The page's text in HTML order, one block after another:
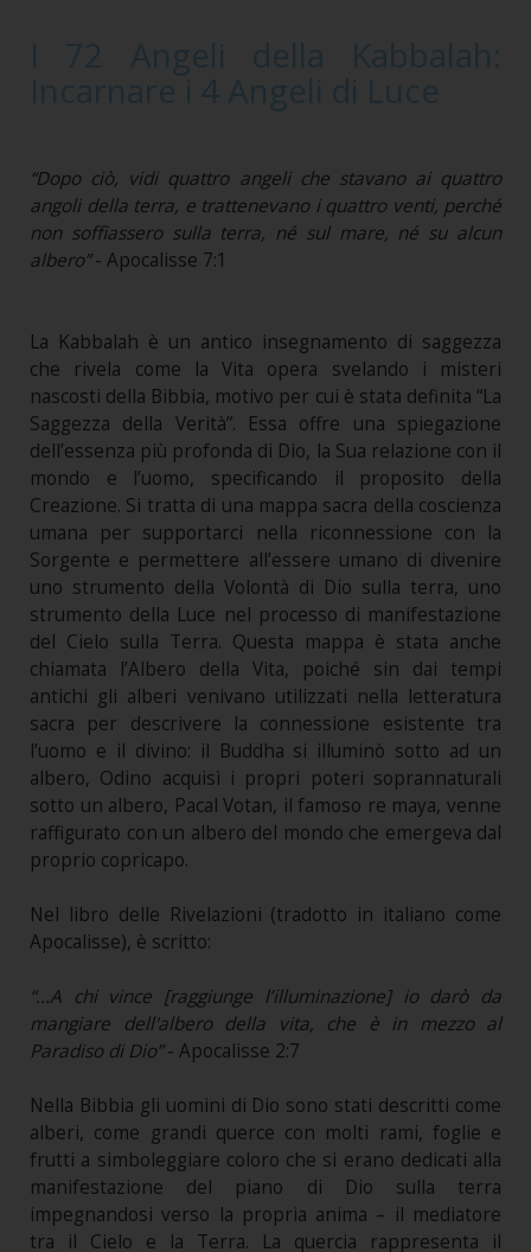
“Dopo ciò, vidi quattro angeli che stavano ai quattro
angoli della terra, e trattenevano i quattro venti, perché
non soffiassero sulla terra, né sul mare, né su alcun
albero”- Apocalisse 7:1
La Kabbalah è un antico insegnamento di saggezza
che rivela come la Vita opera svelando i misteri
nascosti della Bibbia, motivo per cui è stata definita “La
Saggezza della Verità”. Essa offre una spiegazione
dell’essenza più profonda di Dio, la Sua relazione con il
mondo e l’uomo, specificando il proposito della
Creazione. Si tratta di una mappa sacra della coscienza
umana per supportarci nella riconnessione con la
Sorgente e permettere all’essere umano di divenire
uno strumento della Volontà di Dio sulla terra, uno
strumento della Luce nel processo di manifestazione
del Cielo sulla Terra. Questa mappa è stata anche
chiamata l’Albero della Vita, poiché sin dai tempi
antichi gli alberi venivano utilizzati nella letteratura
sacra per descrivere la connessione esistente tra
l’uomo e il divino: il Buddha si illuminò sotto ad un
albero, Odino acquisì i propri poteri soprannaturali
sotto un albero, Pacal Votan, il famoso re maya, venne
raffigurato con un albero del mondo che emergeva dal
proprio copricapo.
Nel libro delle Rivelazioni (tradotto in italiano come
Apocalisse), è scritto:
“…A chi vince [raggiunge l’illuminazione] io darò da
mangiare dell'albero della vita, che è in mezzo al
Paradiso di Dio”- Apocalisse 2:7
Nella Bibbia gli uomini di Dio sono stati descritti come
alberi, come grandi querce con molti rami, foglie e
frutti a simboleggiare coloro che si erano dedicati alla
manifestazione del piano di Dio sulla terra
impegnandosi verso la propria anima – il mediatore
tra il Cielo e la Terra. La quercia rappresenta il